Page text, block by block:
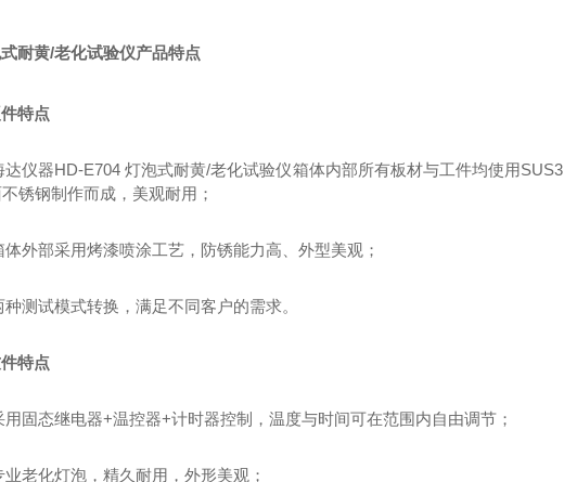
耐黄/老化试验仪产品特点
特点
达仪器HD-E704 灯泡式耐黄/老化试验仪箱体内部所有板材与工件均使用SUS3
锈钢制作而成，美观耐用；
体外部采用烤漆喷涂工艺，防锈能力高、外型美观；
种测试模式转换，满足不同客户的需求。
特点
用固态继电器+温控器+计时器控制，温度与时间可在范围内自由调节；
业老化灯泡，精久耐用，外形美观；